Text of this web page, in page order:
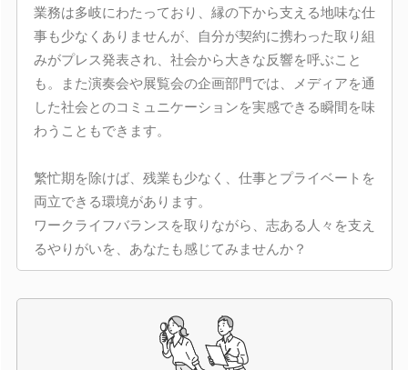
業務は多岐にわたっており、縁の下から支える地味な仕
事も少なくありませんが、自分が契約に携わった取り組
みがプレス発表され、社会から大きな反響を呼ぶこと
も。また演奏会や展覧会の企画部門では、メディアを通
した社会とのコミュニケーションを実感できる瞬間を味
わうこともできます。
繁忙期を除けば、残業も少なく、仕事とプライベートを
両立できる環境があります。
ワークライフバランスを取りながら、志ある人々を支え
るやりがいを、あなたも感じてみませんか？